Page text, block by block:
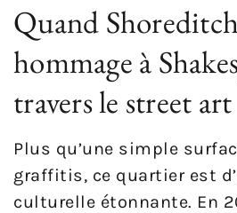
Quand
hommage à
travers le street art
Plus qu’une simple
graffitis, ce quartier est
culturelle étonnante. En